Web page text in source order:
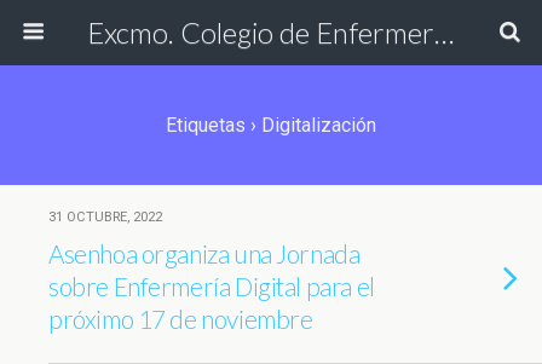
Excmo. Colegio de Enfermería de Cádiz
Etiquetas › Digitalización
31 OCTUBRE, 2022
Asenhoa organiza una Jornada
sobre Enfermería Digital para el
próximo 17 de noviembre